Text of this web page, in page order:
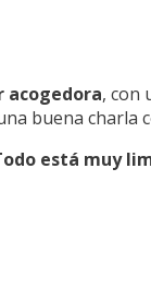
acogedora, con
buena charla
está muy